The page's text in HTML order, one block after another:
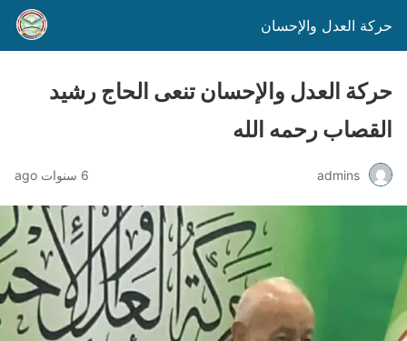
حركة العدل والإحسان
حركة العدل والإحسان تنعى الحاج رشيد
القصاب رحمه الله
admins 6 سنوات ago